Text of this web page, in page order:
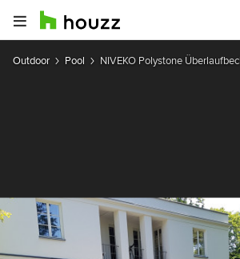
Outdoor Pool NIVEKO Polystone